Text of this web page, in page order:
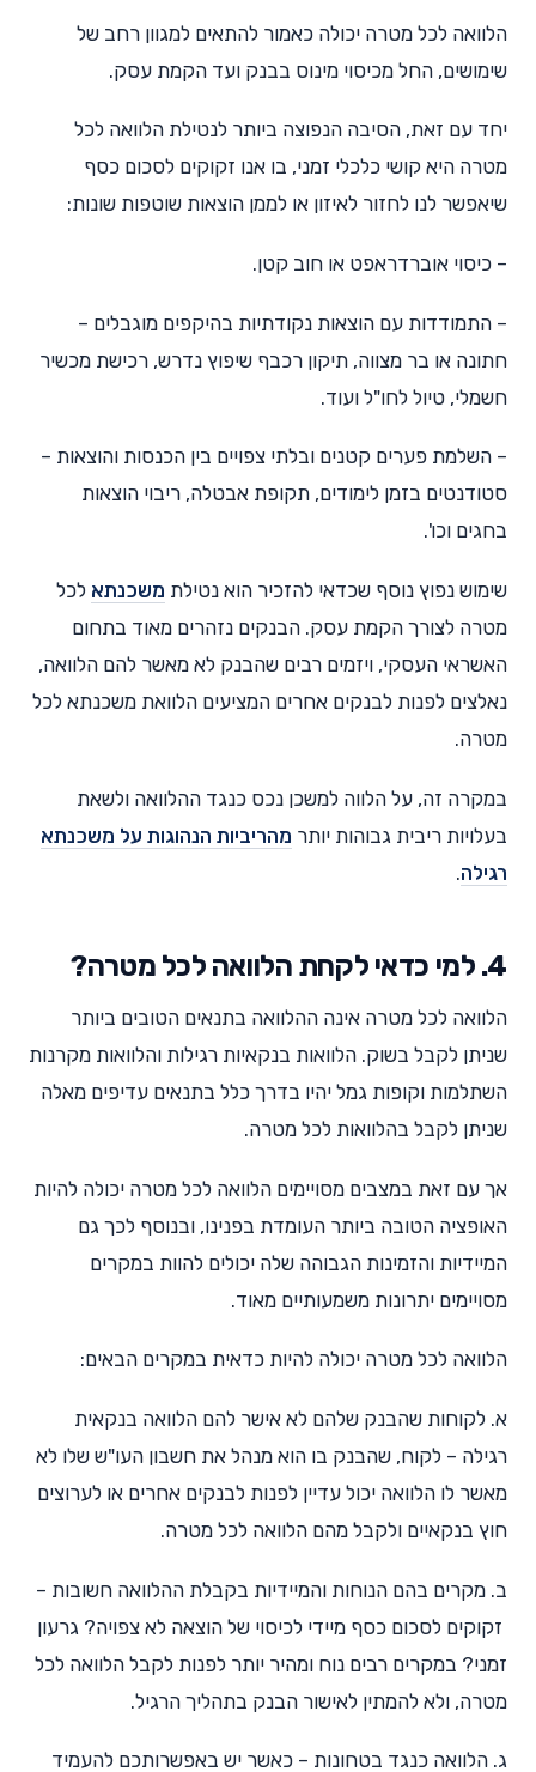
הלוואה לכל מטרה יכולה כאמור להתאים למגוון רחב של
שימושים, החל מכיסוי מינוס בבנק ועד הקמת עסק.
יחד עם זאת, הסיבה הנפוצה ביותר לנטילת הלוואה לכל
מטרה היא קושי כלכלי זמני, בו אנו זקוקים לסכום כסף
שיאפשר לנו לחזור לאיזון או לממן הוצאות שוטפות שונות:
– כיסוי אוברדראפט או חוב קטן.
– התמודדות עם הוצאות נקודתיות בהיקפים מוגבלים –
חתונה או בר מצווה, תיקון רכבף שיפוץ נדרש, רכישת מכשיר
חשמלי, טיול לחו"ל ועוד.
– השלמת פערים קטנים ובלתי צפויים בין הכנסות והוצאות –
סטודנטים בזמן לימודים, תקופת אבטלה, ריבוי הוצאות
בחגים וכו'.
שימוש נפוץ נוסף שכדאי להזכיר הוא נטילת משכנתא לכל
מטרה לצורך הקמת עסק. הבנקים נזהרים מאוד בתחום
האשראי העסקי, ויזמים רבים שהבנק לא מאשר להם הלוואה,
נאלצים לפנות לבנקים אחרים המציעים הלוואת משכנתא לכל
מטרה.
במקרה זה, על הלווה למשכן נכס כנגד ההלוואה ולשאת
בעלויות ריבית גבוהות יותר מהריביות הנהוגות על משכנתא
רגילה.
4. למי כדאי לקחת הלוואה לכל מטרה?
הלוואה לכל מטרה אינה ההלוואה בתנאים הטובים ביותר
שניתן לקבל בשוק. הלוואות בנקאיות רגילות והלוואות מקרנות
השתלמות וקופות גמל יהיו בדרך כלל בתנאים עדיפים מאלה
שניתן לקבל בהלוואות לכל מטרה.
אך עם זאת במצבים מסויימים הלוואה לכל מטרה יכולה להיות
האופציה הטובה ביותר העומדת בפנינו, ובנוסף לכך גם
המיידיות והזמינות הגבוהה שלה יכולים להוות במקרים
מסויימים יתרונות משמעותיים מאוד.
הלוואה לכל מטרה יכולה להיות כדאית במקרים הבאים:
א. לקוחות שהבנק שלהם לא אישר להם הלוואה בנקאית
רגילה – לקוח, שהבנק בו הוא מנהל את חשבון העו"ש שלו לא
מאשר לו הלוואה יכול עדיין לפנות לבנקים אחרים או לערוצים
חוץ בנקאיים ולקבל מהם הלוואה לכל מטרה.
ב. מקרים בהם הנוחות והמיידיות בקבלת ההלוואה חשובות –
זקוקים לסכום כסף מיידי לכיסוי של הוצאה לא צפויה? גרעון
זמני? במקרים רבים נוח ומהיר יותר לפנות לקבל הלוואה לכל
מטרה, ולא להמתין לאישור הבנק בתהליך הרגיל.
ג. הלוואה כנגד בטחונות – כאשר יש באפשרותכם להעמיד